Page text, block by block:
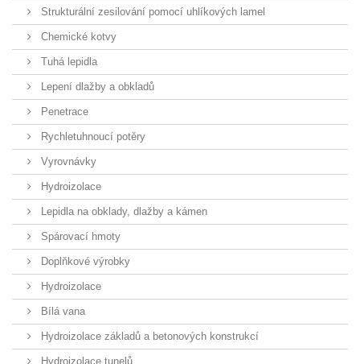
Strukturální zesilování pomocí uhlíkových lamel
Chemické kotvy
Tuhá lepidla
Lepení dlažby a obkladů
Penetrace
Rychletuhnoucí potěry
Vyrovnávky
Hydroizolace
Lepidla na obklady, dlažby a kámen
Spárovací hmoty
Doplňkové výrobky
Hydroizolace
Bílá vana
Hydroizolace základů a betonových konstrukcí
Hydroizolace tunelů